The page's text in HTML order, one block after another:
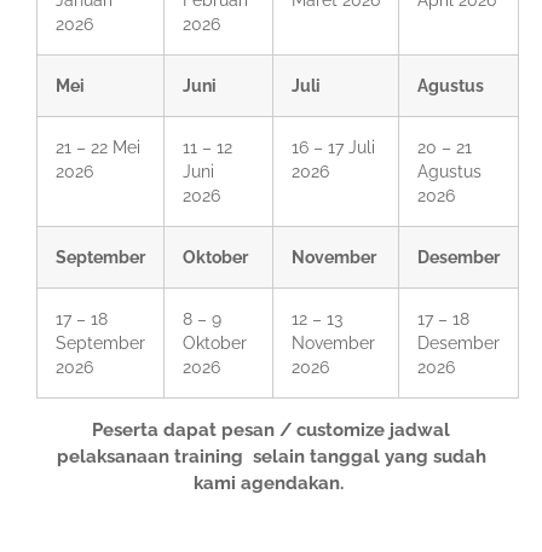
2026
2026
Mei Juni Juli Agustus
21 – 22 Mei
2026
11 – 12
Juni
2026
16 – 17 Juli
2026
20 – 21
Agustus
2026
September Oktober November Desember
17 – 18
September
2026
8 – 9
Oktober
2026
12 – 13
November
2026
17 – 18
Desember
2026
Peserta dapat pesan / customize jadwal
pelaksanaan training selain tanggal yang sudah
kami agendakan.